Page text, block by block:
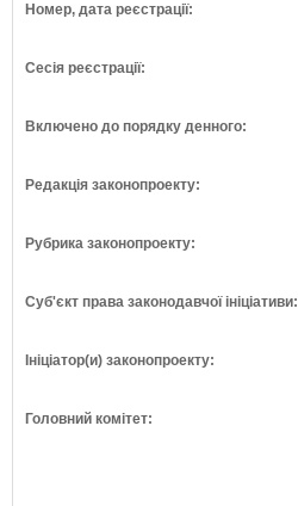
Номер, дата реєстрації:
Сесія реєстрації:
Включено до порядку денного:
Редакція законопроекту:
Рубрика законопроекту:
Суб'єкт права законодавчої ініціативи:
Ініціатор(и) законопроекту:
Головний комітет: